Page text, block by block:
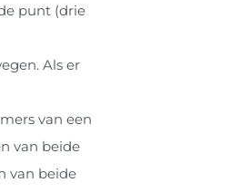
punt (drie
Als er
van een
van beide
van beide